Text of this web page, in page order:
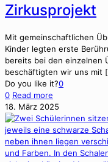
Zirkusprojekt
Mit gemein­schaftlichen
Kinder legten erste
bere­its bei den einzel­nen
beschäftigten wir uns mit
Do you like it?0
0 Read more
18. März 2025